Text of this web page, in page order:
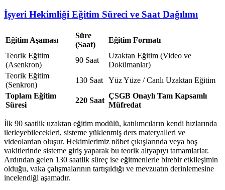
İşyeri Hekimliği Eğitim Süreci ve Saat Dağılımı
Eğitim Aşaması
Süre
(Saat)
Eğitim Formatı
Teorik Eğitim
(Asenkron)
90 Saat
Uzaktan Eğitim (Video ve
Dokümanlar)
Teorik Eğitim
(Senkron)
130 Saat
Yüz Yüze / Canlı Uzaktan Eğitim
Toplam Eğitim
Süresi
220 Saat
ÇSGB Onaylı Tam Kapsamlı
Müfredat
İlk 90 saatlik uzaktan eğitim modülü, katılımcıların kendi hızlarında
ilerleyebilecekleri, sisteme yüklenmiş ders materyalleri ve
videolardan oluşur. Hekimlerimiz nöbet çıkışlarında veya boş
vakitlerinde sisteme giriş yaparak bu teorik altyapıyı tamamlarlar.
Ardından gelen 130 saatlik süreç ise eğitmenlerle birebir etkileşimin
olduğu, vaka çalışmalarının tartışıldığı ve mevzuatın derinlemesine
incelendiği aşamadır.